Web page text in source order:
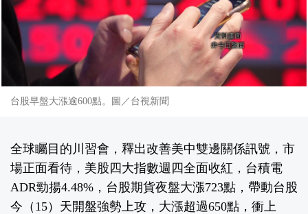
台股早盤大漲逾600點。圖／台視新聞
全球矚目的川習會，釋出改善美中雙邊關係訊號，市
場正面看待，美股四大指數週四全面收紅，台積電
ADR勁揚4.48%，台股期貨夜盤大漲723點，帶動台股
今（15）天開盤強勢上攻，大漲超過650點，衝上